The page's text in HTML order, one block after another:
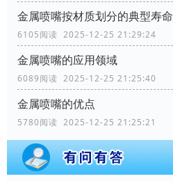
金属喷嘴按材质划分的典型寿命
6105阅读 2025-12-25 21:29:24
金属喷嘴的应用领域
6089阅读 2025-12-25 21:25:40
金属喷嘴的优点
5780阅读 2025-12-25 21:25:21